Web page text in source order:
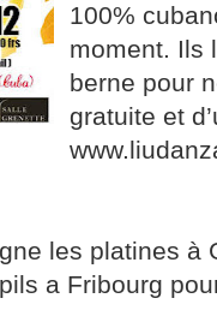
100%
moment. Ils
berne pour
gratuite et
les platines à
a Fribourg